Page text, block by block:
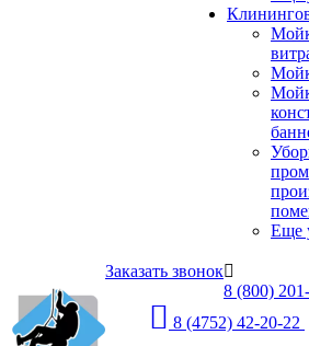
Еще
8 (800)
Заказать звонок
8 (4752) 42-20-22